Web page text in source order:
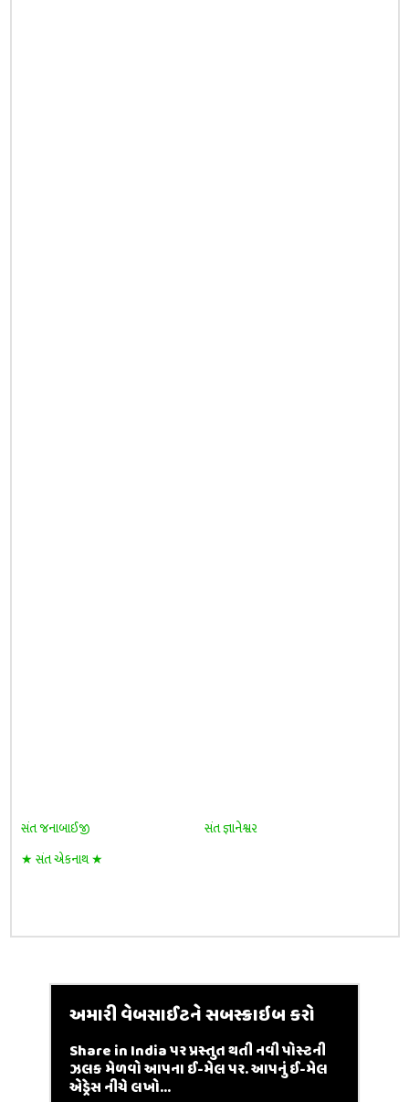
સંત જનાબાઈજી
સંત જ્ઞાનેશ્વર
★ સંત એકનાથ ★
અમારી વેબસાઈટને સબસ્ક્રાઇબ કરો
Share in India પર પ્રસ્તુત થતી નવી પોસ્ટની
ઝલક મેળવો આપના ઈ-મેલ પર. આપનું ઈ-મેલ
એડ્રેસ નીચે લખો...